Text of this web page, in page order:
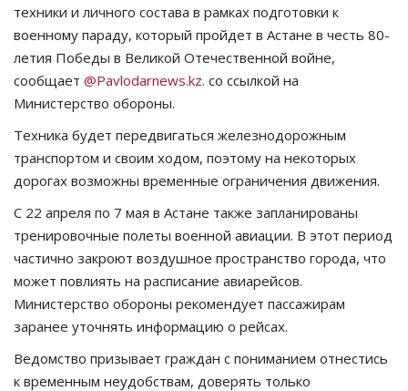
Язык
Қазақша Русский
техники и личного состава в рамках подготовки к
военному параду, который пройдет в Астане в честь 80-
летия Победы в Великой Отечественной войне,
сообщает @Pavlodarnews.kz. со ссылкой на
Министерство обороны.
Техника будет передвигаться железнодорожным
транспортом и своим ходом, поэтому на некоторых
дорогах возможны временные ограничения движения.
С 22 апреля по 7 мая в Астане также запланированы
тренировочные полеты военной авиации. В этот период
частично закроют воздушное пространство города, что
может повлиять на расписание авиарейсов.
Министерство обороны рекомендует пассажирам
заранее уточнять информацию о рейсах.
Ведомство призывает граждан с пониманием отнестись
к временным неудобствам, доверять только